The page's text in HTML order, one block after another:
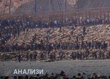
АНАЛИЗИ